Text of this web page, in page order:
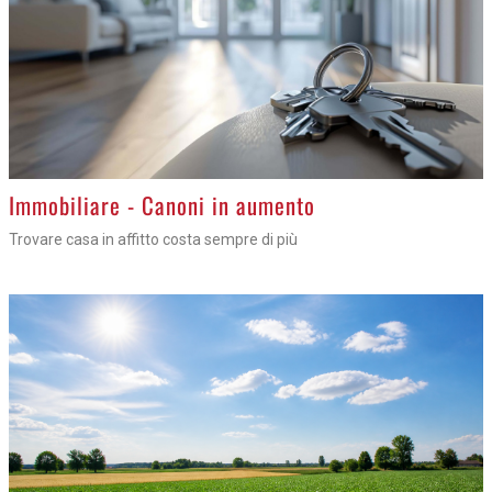
Immobiliare - Canoni in aumento
Trovare casa in affitto costa sempre di più